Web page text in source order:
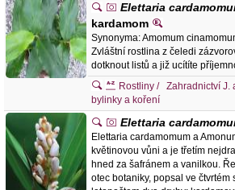
Elettaria
kardamom
Synonyma: Amomum
Zvláštní rostlina z čeledi
dotknout listů a již ucítíte
Zahradnictví J.
Rostliny /
bylinky a koření
Elettaria
Elettaria cardamomum a
květinovou vůni a je třetím
hned za šafránem a vanilkou.
otec botaniky, popsal ve čtvrtém